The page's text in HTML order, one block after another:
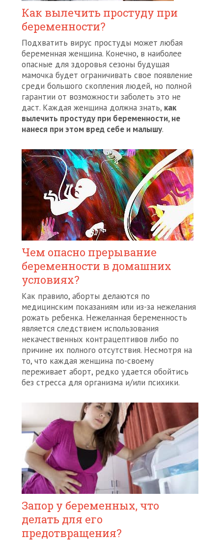
Как вылечить простуду при
беременности?
Подхватить вирус простуды может любая
беременная женщина. Конечно, в наиболее
опасные для здоровья сезоны будущая
мамочка будет ограничивать свое появление
среди большого скопления людей, но полной
гарантии от возможности заболеть это не
даст. Каждая женщина должна знать, как
вылечить простуду при беременности, не
нанеся при этом вред себе и малышу.
Чем опасно прерывание
беременности в домашних
условиях?
Как правило, аборты делаются по
медицинским показаниям или из-за нежелания
рожать ребенка. Нежеланная беременность
является следствием использования
некачественных контрацептивов либо по
причине их полного отсутствия. Несмотря на
то, что каждая женщина по-своему
переживает аборт, редко удается обойтись
без стресса для организма и/или психики.
Запор у беременных, что
делать для его
предотвращения?